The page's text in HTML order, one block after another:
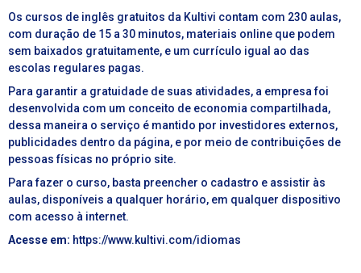
Os cursos de inglês gratuitos da Kultivi contam com 230 aulas,
com duração de 15 a 30 minutos, materiais online que podem
sem baixados gratuitamente, e um currículo igual ao das
escolas regulares pagas.
Para garantir a gratuidade de suas atividades, a empresa foi
desenvolvida com um conceito de economia compartilhada,
dessa maneira o serviço é mantido por investidores externos,
publicidades dentro da página, e por meio de contribuições de
pessoas físicas no próprio site.
Para fazer o curso, basta preencher o cadastro e assistir às
aulas, disponíveis a qualquer horário, em qualquer dispositivo
com acesso à internet.
Acesse em: https://www.kultivi.com/idiomas